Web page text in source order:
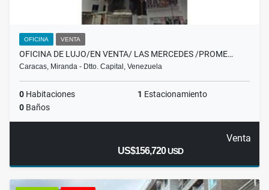
OFICINA VENTA
OFICINA DE LUJO/EN VENTA/ LAS MERCEDES /PROME…
Caracas, Miranda - Dtto. Capital, Venezuela
0 Habitaciones 1 Estacionamiento
0 Baños
Venta
US$156,720USD